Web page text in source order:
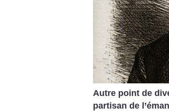
Autre point de
partisan de